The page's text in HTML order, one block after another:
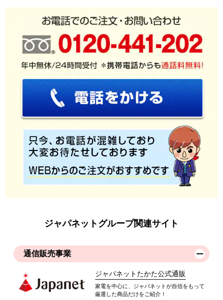
ジャパネットグループ関連サイト
通信販売事業
ジャパネットたかた公式通販
家電を中心に、ジャパネットが自信をもって
厳選した商品だけをご紹介！